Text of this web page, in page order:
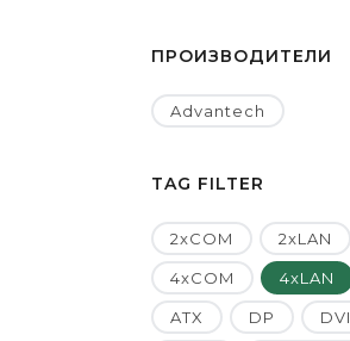
ПРОИЗВОДИТЕЛИ
Advantech
TAG FILTER
2xCOM 2xLAN
4xCOM 4xLAN
ATX DP DVI